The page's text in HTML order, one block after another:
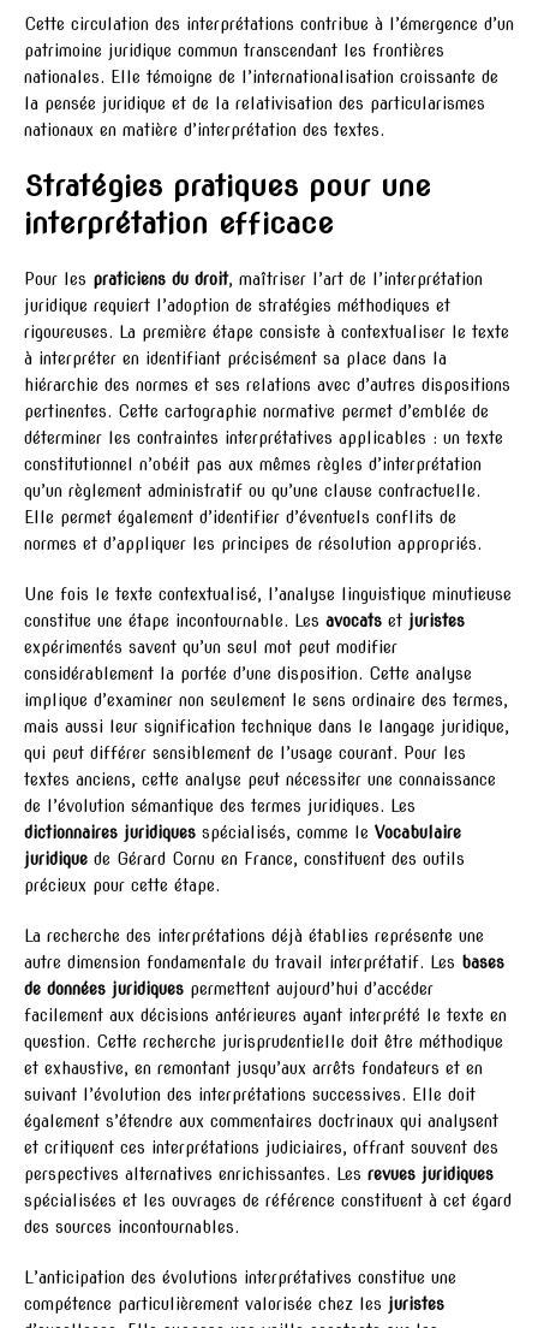
Cette circulation des interprétations contribue à l’émergence d’un
patrimoine juridique commun transcendant les frontières
nationales. Elle témoigne de l’internationalisation croissante de
la pensée juridique et de la relativisation des particularismes
nationaux en matière d’interprétation des textes.
Stratégies pratiques pour une
interprétation efficace
Pour les praticiens du droit, maîtriser l’art de l’interprétation
juridique requiert l’adoption de stratégies méthodiques et
rigoureuses. La première étape consiste à contextualiser le texte
à interpréter en identifiant précisément sa place dans la
hiérarchie des normes et ses relations avec d’autres dispositions
pertinentes. Cette cartographie normative permet d’emblée de
déterminer les contraintes interprétatives applicables : un texte
constitutionnel n’obéit pas aux mêmes règles d’interprétation
qu’un règlement administratif ou qu’une clause contractuelle.
Elle permet également d’identifier d’éventuels conflits de
normes et d’appliquer les principes de résolution appropriés.
Une fois le texte contextualisé, l’analyse linguistique minutieuse
constitue une étape incontournable. Les avocats et juristes
expérimentés savent qu’un seul mot peut modifier
considérablement la portée d’une disposition. Cette analyse
implique d’examiner non seulement le sens ordinaire des termes,
mais aussi leur signification technique dans le langage juridique,
qui peut différer sensiblement de l’usage courant. Pour les
textes anciens, cette analyse peut nécessiter une connaissance
de l’évolution sémantique des termes juridiques. Les
dictionnaires juridiques spécialisés, comme le Vocabulaire
juridique de Gérard Cornu en France, constituent des outils
précieux pour cette étape.
La recherche des interprétations déjà établies représente une
autre dimension fondamentale du travail interprétatif. Les bases
de données juridiques permettent aujourd’hui d’accéder
facilement aux décisions antérieures ayant interprété le texte en
question. Cette recherche jurisprudentielle doit être méthodique
et exhaustive, en remontant jusqu’aux arrêts fondateurs et en
suivant l’évolution des interprétations successives. Elle doit
également s’étendre aux commentaires doctrinaux qui analysent
et critiquent ces interprétations judiciaires, offrant souvent des
perspectives alternatives enrichissantes. Les revues juridiques
spécialisées et les ouvrages de référence constituent à cet égard
des sources incontournables.
L’anticipation des évolutions interprétatives constitue une
compétence particulièrement valorisée chez les juristes